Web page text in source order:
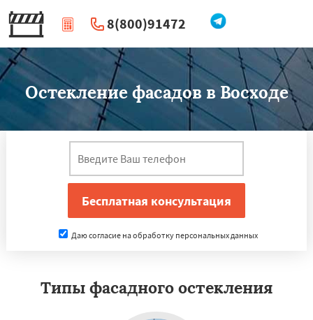
8(800)91472
| Перезвоните мне
Остекление фасадов в Восходе
Даю согласие на обработку персональных данных
Типы фасадного остекления